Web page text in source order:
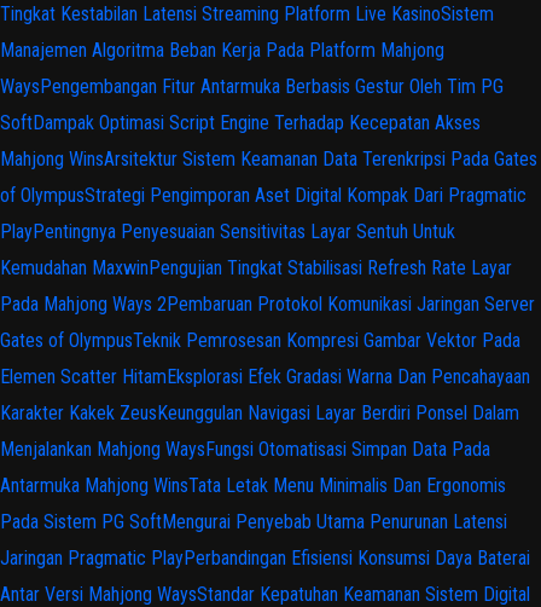
Tingkat Kestabilan Latensi Streaming Platform Live KasinoSistem
Manajemen Algoritma Beban Kerja Pada Platform Mahjong
WaysPengembangan Fitur Antarmuka Berbasis Gestur Oleh Tim PG
SoftDampak Optimasi Script Engine Terhadap Kecepatan Akses
Mahjong WinsArsitektur Sistem Keamanan Data Terenkripsi Pada Gates
of OlympusStrategi Pengimporan Aset Digital Kompak Dari Pragmatic
PlayPentingnya Penyesuaian Sensitivitas Layar Sentuh Untuk
Kemudahan MaxwinPengujian Tingkat Stabilisasi Refresh Rate Layar
Pada Mahjong Ways 2Pembaruan Protokol Komunikasi Jaringan Server
Gates of OlympusTeknik Pemrosesan Kompresi Gambar Vektor Pada
Elemen Scatter HitamEksplorasi Efek Gradasi Warna Dan Pencahayaan
Karakter Kakek ZeusKeunggulan Navigasi Layar Berdiri Ponsel Dalam
Menjalankan Mahjong WaysFungsi Otomatisasi Simpan Data Pada
Antarmuka Mahjong WinsTata Letak Menu Minimalis Dan Ergonomis
Pada Sistem PG SoftMengurai Penyebab Utama Penurunan Latensi
Jaringan Pragmatic PlayPerbandingan Efisiensi Konsumsi Daya Baterai
Antar Versi Mahjong WaysStandar Kepatuhan Keamanan Sistem Digital